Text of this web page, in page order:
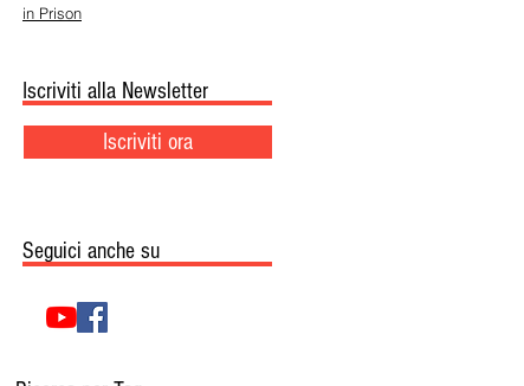
in Prison
Iscriviti alla Newsletter
Iscriviti ora
Seguici anche su